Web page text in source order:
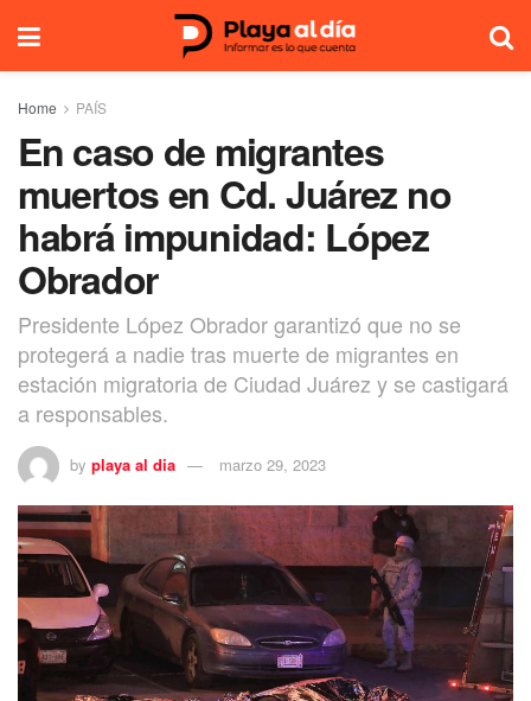
Home PAÍS
En caso de migrantes
muertos en Cd. Juárez no
habrá impunidad: López
Obrador
Presidente López Obrador garantizó que no se
protegerá a nadie tras muerte de migrantes en
estación migratoria de Ciudad Juárez y se castigará
a responsables.
by playa al dia marzo 29, 2023